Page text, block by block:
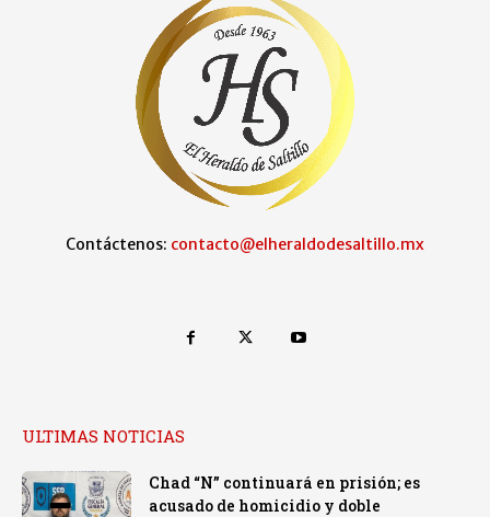
Contáctenos: contacto@elheraldodesaltillo.mx
ULTIMAS NOTICIAS
Chad “N” continuará en prisión; es
acusado de homicidio y doble